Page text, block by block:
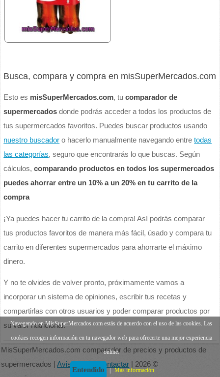
Busca, compara y compra en misSuperMercados.com
Esto es misSuperMercados.com, tucomparador de
supermercados donde podrás acceder a todos los productos de
tus supermercados favoritos. Puedes buscar productos usando
nuestro buscador o hacerlo manualmente navegando entretodas
las categorías, seguro que encontrarás lo que buscas. Según
cálculos,comparando productos en todos los supermercados
puedes ahorrar entre un 10% a un 20% en tu carrito de la
compra
¡Ya puedes hacer tu carrito de la compra! Así podrás comparar
tus productos favoritos de manera más fácil, úsado y compara tu
carrito en diferentes supermercados para ahorrarte el máximo
dinero.
Y no te olvides de volver pronto, próximamente vamos a
incorporar un sistema de opiniones, escribir tus recetas y
compartirlas con otros usuarios y poder comparar productos por
su valor nutricional.
MisSuperMercados.com comparador de precios y productos de
supermercados |Aviso legal Contactar | 2026 ©
Navegando en MisSuperMercados.com estás de acuerdo con el uso de las cookies. Las
cookies recogen información en tu navegador web para ofrecerte una mejor experiencia
online.
Entendido Más información